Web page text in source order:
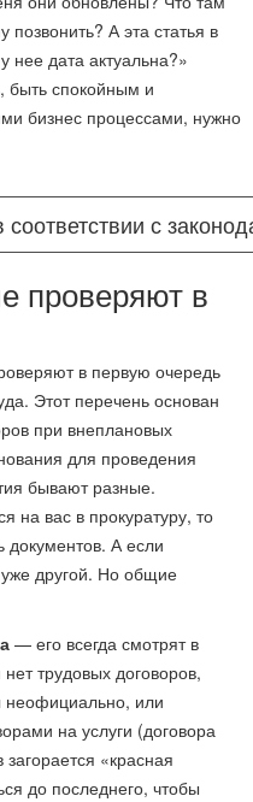
А эта статья в
нее дата актуальна?»
быть спокойным и
бизнес процессами, нужно
с
проверяют в
в первую очередь
Этот перечень основан
при внеплановых
для проведения
бывают разные.
на вас в прокуратуру, то
документов. А если
другой. Но общие
— его всегда смотрят в
трудовых договоров,
неофициально, или
на услуги (договора
«красная
до последнего, чтобы